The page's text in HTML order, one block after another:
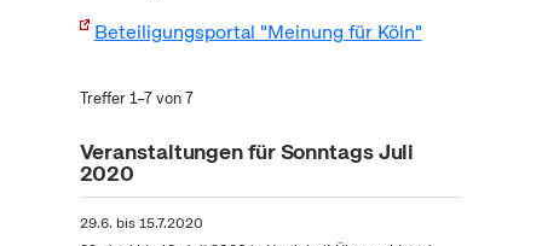
Beteiligungsportal "Meinung für Köln"
Treffer 1–7 von 7
Veranstaltungen für Sonntags Juli
2020
29.6. bis15.7.2020